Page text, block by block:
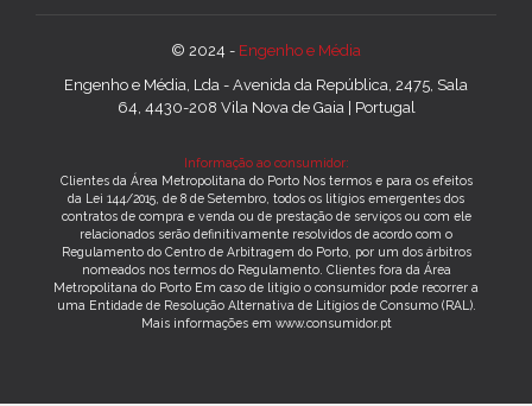
© 2024 - Engenho e Média
Engenho e Média, Lda - Avenida da República, 2475, Sala
64, 4430-208 Vila Nova de Gaia | Portugal
Informação ao consumidor:
Clientes da Área Metropolitana do Porto Nos termos e para os efeitos
da Lei 144/2015, de 8 de Setembro, todos os litígios emergentes dos
contratos de compra e venda ou de prestação de serviços ou com ele
relacionados serão definitivamente resolvidos de acordo com o
Regulamento do Centro de Arbitragem do Porto, por um dos árbitros
nomeados nos termos do Regulamento. Clientes fora da Área
Metropolitana do Porto Em caso de litígio o consumidor pode recorrer a
uma Entidade de Resolução Alternativa de Litígios de Consumo (RAL).
Mais informações em www.consumidor.pt